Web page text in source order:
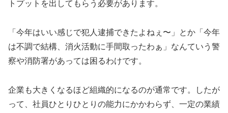
トプットを出してもらう必要があります。
「今年はいい感じで犯人逮捕できたよねぇ〜」とか「今年
は不調で結構、消火活動に手間取ったわぁ」なんていう警
察や消防署があっては困るわけです。
企業も大きくなるほど組織的になるのが通常です。したが
って、社員ひとりひとりの能力にかかわらず、一定の業績